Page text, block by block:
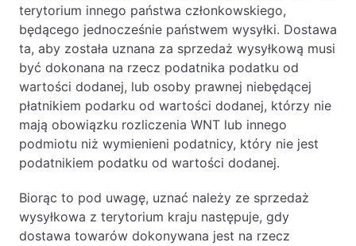
Legalizacja pobytu i pracy cudzoziemców
Księgowość
Kontakt
PL EN FR
terytorium innego państwa członkowskiego,
będącego jednocześnie państwem wysyłki. Dostawa
ta, aby została uznana za sprzedaż wysyłkową musi
być dokonana na rzecz podatnika podatku od
wartości dodanej, lub osoby prawnej niebędącej
płatnikiem podarku od wartości dodanej, którzy nie
mają obowiązku rozliczenia WNT lub innego
podmiotu niż wymienieni podatnicy, który nie jest
podatnikiem podatku od wartości dodanej.
Biorąc to pod uwagę, uznać należy ze sprzedaż
wysyłkowa z terytorium kraju następuje, gdy
dostawa towarów dokonywana jest na rzecz